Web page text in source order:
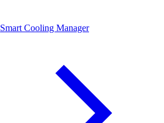
Smart Cooling Manager